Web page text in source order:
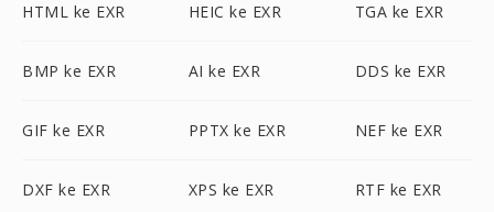
HTML ke EXR HEIC ke EXR TGA ke EXR
BMP ke EXR AI ke EXR DDS ke EXR
GIF ke EXR PPTX ke EXR NEF ke EXR
DXF ke EXR XPS ke EXR RTF ke EXR